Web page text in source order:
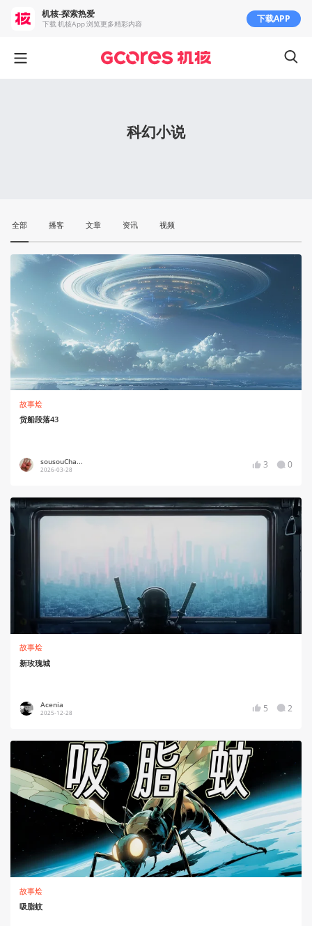
科幻小说
全部 播客 文章 资讯 视频
故事烩
货船段落43
sousouCha...
2026-03-28 3 0
故事烩
新玫瑰城
Acenia
2025-12-28 5 2
故事烩
吸脂蚊
机核-探索热爱
下载 机核App 浏览更多精彩内容 下载APP